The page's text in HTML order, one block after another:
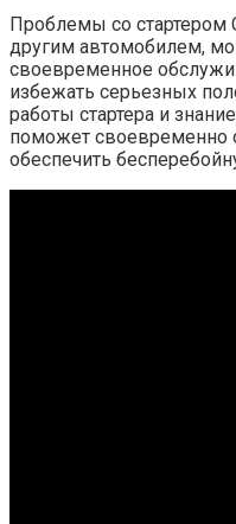
Проблемы со стартером
другим автомобилем,
своевременное
избежать серьезных
работы стартера и
поможет своевременно
обеспечить